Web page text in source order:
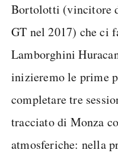
Bortolotti (vincitore
GT nel 2017) che ci
Lamborghini
inizieremo le prime
completare tre
tracciato di Monza
atmosferiche: nella